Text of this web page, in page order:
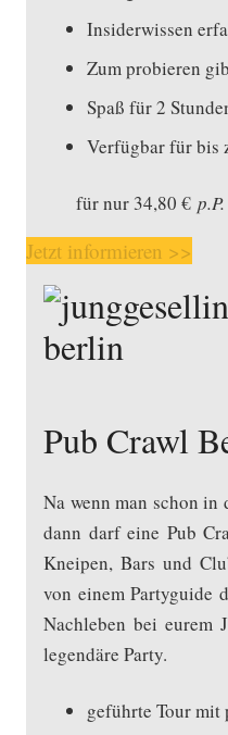
Insiderwissen
Zum probieren
Spaß für 2
Verfügbar für bis
für nur 34,80 € p.P.
Jetzt informieren >>
Pub Crawl
Na wenn man schon
dann darf eine Pub
Kneipen, Bars und
von einem Partyguide
Nachleben bei eurem
legendäre Party.
geführte Tour mit